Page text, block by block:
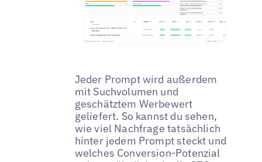
Jeder Prompt wird außerdem
mit Suchvolumen und
geschätztem Werbewert
geliefert. So kannst du sehen,
wie viel Nachfrage tatsächlich
hinter jedem Prompt steckt und
welches Conversion-Potenzial